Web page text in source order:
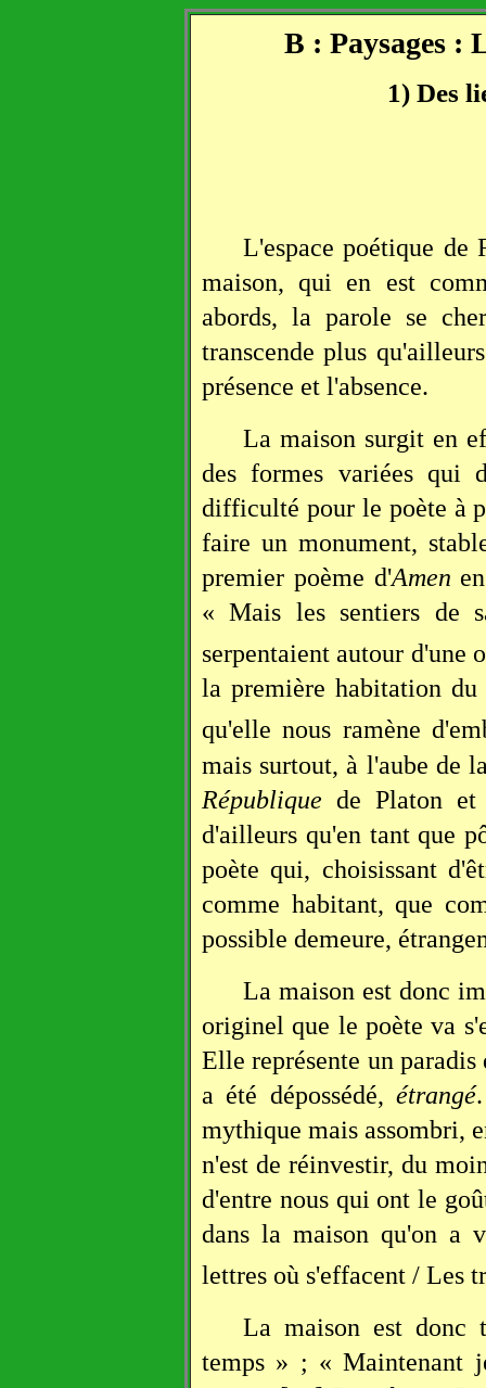
B : Paysages :
1) Des
L'espace poétique de
maison, qui en est
abords, la parole se
transcende plus
présence et l'absence.
La maison surgit en
des formes variées qui
difficulté pour le poète à
faire un monument,
premier poème d'Amen
« Mais les sentiers de
serpentaient autour d'une
la première habitation
qu'elle nous ramène
mais surtout, à l'aube de
République de Platon
d'ailleurs qu'en tant que
poète qui, choisissant
comme habitant, que
possible demeure,
La maison est donc
originel que le poète va
Elle représente un
a été dépossédé, étrangé.
mythique mais assombri,
n'est de réinvestir, du
d'entre nous qui ont le
dans la maison qu'on a
lettres où s'effacent / Les
La maison est donc
temps » ; « Maintenant